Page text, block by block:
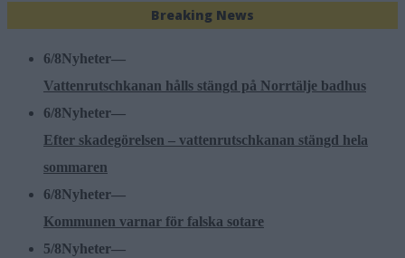
Breaking News
6/8Nyheter—
Vattenrutschkanan hålls stängd på Norrtälje badhus
6/8Nyheter—
Efter skadegörelsen – vattenrutschkanan stängd hela
sommaren
6/8Nyheter—
Kommunen varnar för falska sotare
5/8Nyheter—